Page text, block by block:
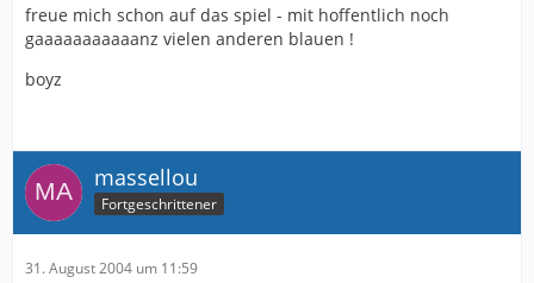
freue mich schon auf das spiel - mit hoffentlich noch
gaaaaaaaaaaanz vielen anderen blauen !
boyz
massellou
Fortgeschrittener
31. August 2004 um 11:59